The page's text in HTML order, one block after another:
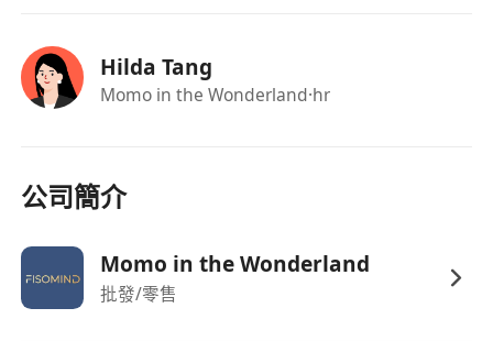
Hilda Tang
Momo in the Wonderland·hr
公司簡介
Momo in the Wonderland
批發/零售